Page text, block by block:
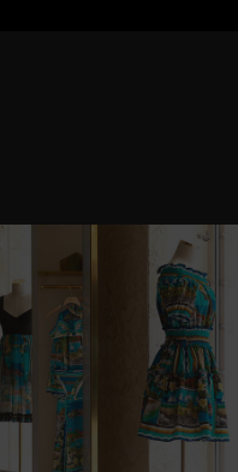
图。有些图片有放大